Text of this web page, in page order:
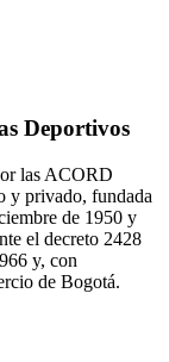
Deportivos
las ACORD
y privado, fundada
de 1950 y
el decreto 2428
y, con
de Bogotá.